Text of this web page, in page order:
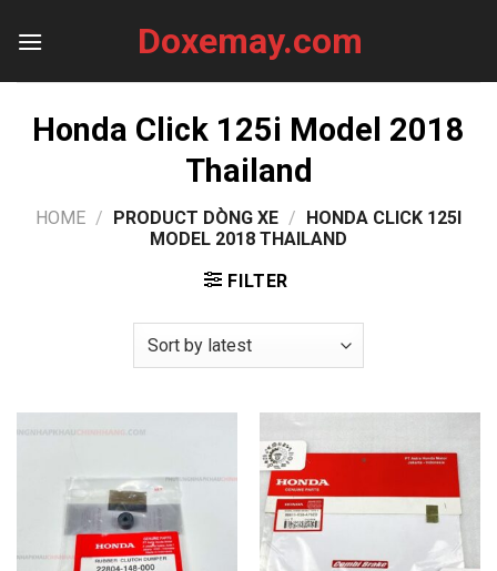
Doxemay.com
Honda Click 125i Model 2018
Thailand
HOME / PRODUCT DÒNG XE /
HONDA CLICK 125I
MODEL 2018 THAILAND
FILTER